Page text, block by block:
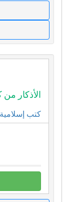
الأذكار من
كتب إسلامية